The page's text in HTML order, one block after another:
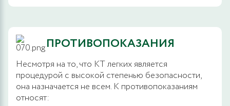
ПРОТИВОПОКАЗАНИЯ
Несмотря на то, что КТ легких является
процедурой с высокой степенью безопасности,
она назначается не всем. К противопоказаниям
относят: